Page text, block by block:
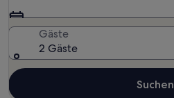
Gäste
2 Gäste
Suchen